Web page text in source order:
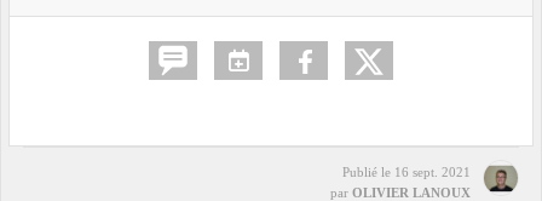
Publié le 16 sept. 2021
par OLIVIER LANOUX